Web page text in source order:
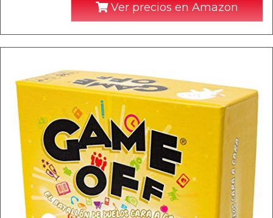
Ver precios en Amazon